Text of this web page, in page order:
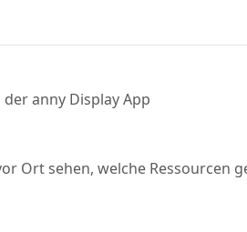
anny Display App
Ort sehen, welche Ressourcen